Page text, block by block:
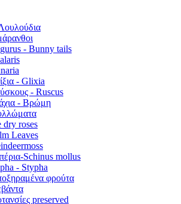
- Bunny tails
- Glixia
- Ruscus
- Βρώμη
dry roses
Leaves
Schinus mollus
- Stypha
φρούτα
preserved